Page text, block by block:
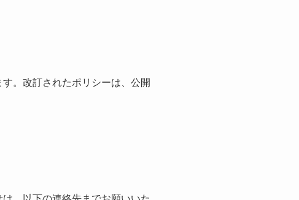
。改訂されたポリシーは、公開